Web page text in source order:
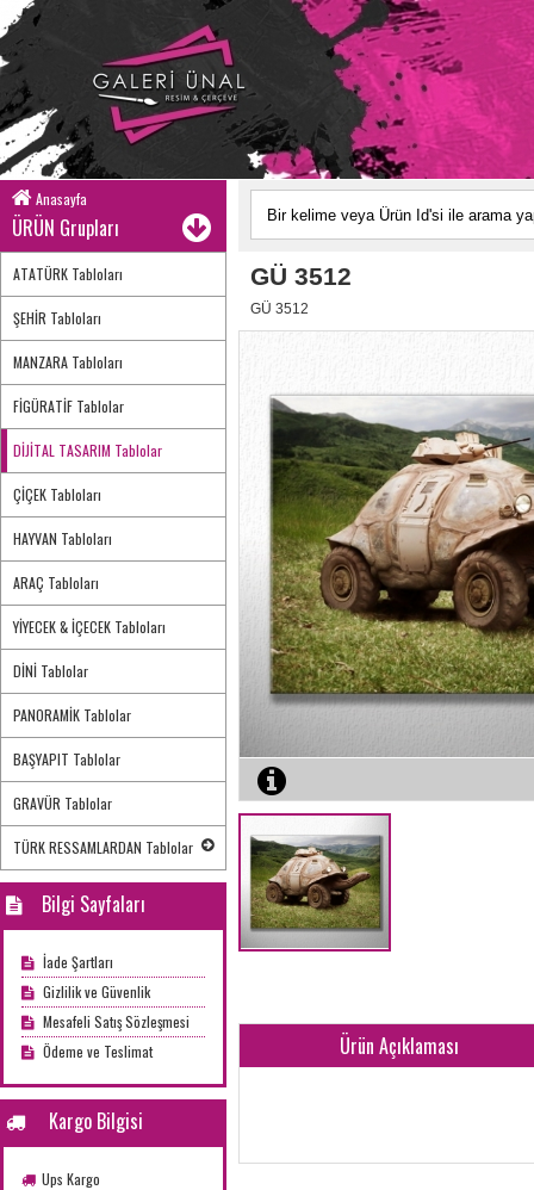
Anasayfa
ÜRÜN Grupları
ATATÜRK Tabloları
ŞEHİR Tabloları
MANZARA Tabloları
FİGÜRATİF Tablolar
DİJİTAL TASARIM Tablolar
ÇİÇEK Tabloları
HAYVAN Tabloları
ARAÇ Tabloları
YİYECEK & İÇECEK Tabloları
DİNİ Tablolar
PANORAMİK Tablolar
BAŞYAPIT Tablolar
GRAVÜR Tablolar
TÜRK RESSAMLARDAN Tablolar
Bilgi Sayfaları
İade Şartları
Gizlilik ve Güvenlik
Mesafeli Satış Sözleşmesi
Ödeme ve Teslimat
Kargo Bilgisi
Ups Kargo
GÜ 3512
GÜ 3512
Ürün Açıklaması